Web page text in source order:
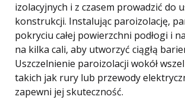
izolacyjnych i z czasem prowadzić do
konstrukcji. Instalując paroizolację,
pokryciu całej powierzchni podłogi i
na kilka cali, aby utworzyć ciągłą
Uszczelnienie paroizolacji wokół
takich jak rury lub przewody
zapewni jej skuteczność.